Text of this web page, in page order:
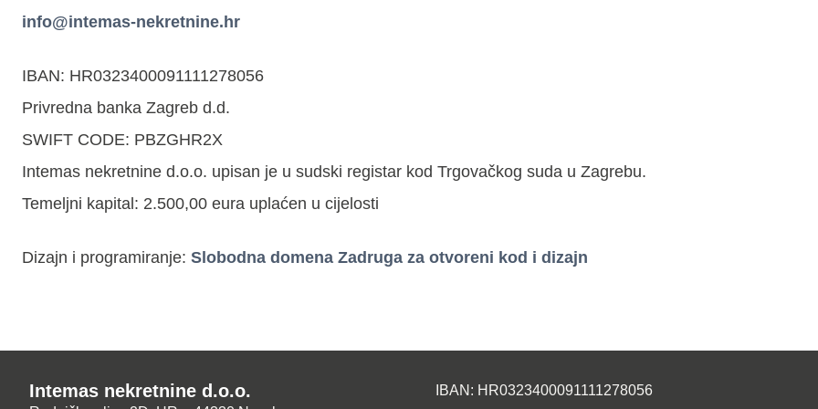
info@intemas-nekretnine.hr
IBAN: HR0323400091111278056
Privredna banka Zagreb d.d.
SWIFT CODE: PBZGHR2X
Intemas nekretnine d.o.o. upisan je u sudski registar kod Trgovačkog suda u Zagrebu.
Temeljni kapital: 2.500,00 eura uplaćen u cijelosti
Dizajn i programiranje: Slobodna domena Zadruga za otvoreni kod i dizajn
Intemas nekretnine d.o.o. IBAN: HR0323400091111278056